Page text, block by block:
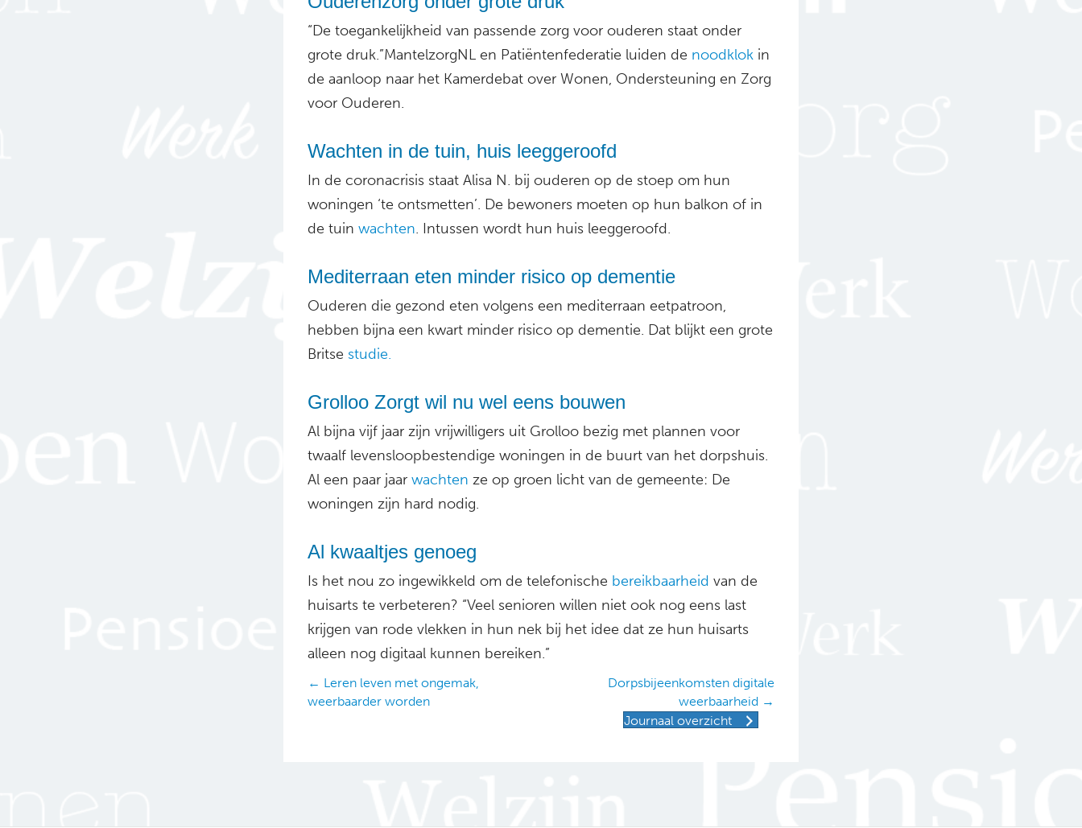
“De toegankelijkheid van passende zorg voor ouderen staat onder
grote druk.”MantelzorgNL en Patiëntenfederatie luiden de noodklok in
de aanloop naar het Kamerdebat over Wonen, Ondersteuning en Zorg
voor Ouderen.
Wachten in de tuin, huis leeggeroofd
In de coronacrisis staat Alisa N. bij ouderen op de stoep om hun
woningen ‘te ontsmetten’. De bewoners moeten op hun balkon of in
de tuin wachten. Intussen wordt hun huis leeggeroofd.
Mediterraan eten minder risico op dementie
Ouderen die gezond eten volgens een mediterraan eetpatroon,
hebben bijna een kwart minder risico op dementie. Dat blijkt een grote
Britse studie.
Grolloo Zorgt wil nu wel eens bouwen
Al bijna vijf jaar zijn vrijwilligers uit Grolloo bezig met plannen voor
twaalf levensloopbestendige woningen in de buurt van het dorpshuis.
Al een paar jaar wachten ze op groen licht van de gemeente: De
woningen zijn hard nodig.
Al kwaaltjes genoeg
Is het nou zo ingewikkeld om de telefonische bereikbaarheid van de
huisarts te verbeteren? “Veel senioren willen niet ook nog eens last
krijgen van rode vlekken in hun nek bij het idee dat ze hun huisarts
alleen nog digitaal kunnen bereiken.”
Posts
navigation
← Leren leven met ongemak,
weerbaarder worden
Dorpsbijeenkomsten digitale
weerbaarheid →
Journaal overzicht